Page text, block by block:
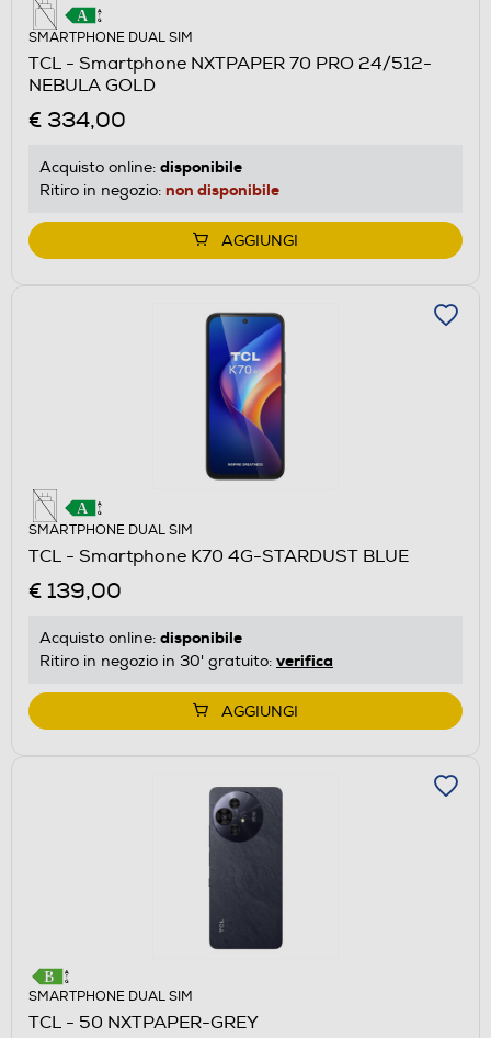
SMARTPHONE DUAL SIM
TCL - Smartphone NXTPAPER 70 PRO 24/512-
NEBULA GOLD
€ 334,00
Acquisto online: disponibile
Ritiro in negozio: non disponibile
AGGIUNGI
SMARTPHONE DUAL SIM
TCL - Smartphone K70 4G-STARDUST BLUE
€ 139,00
Acquisto online: disponibile
Ritiro in negozio in 30' gratuito: verifica
AGGIUNGI
SMARTPHONE DUAL SIM
TCL - 50 NXTPAPER-GREY